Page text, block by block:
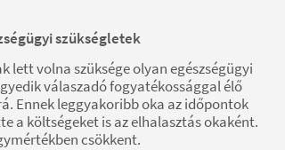
szükségletek
lett volna szüksége olyan egészségügyi
válaszadó fogyatékossággal élő
Ennek leggyakoribb oka az időpontok
a költségeket is az elhalasztás okaként.
csökkent.